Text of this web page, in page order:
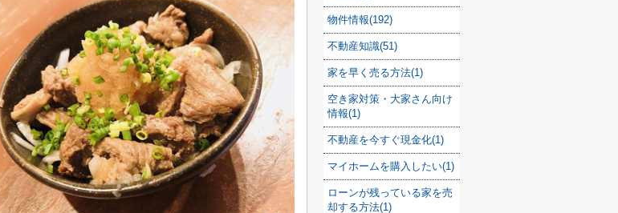
物件情報(192)
不動産知識(51)
家を早く売る方法(1)
空き家対策・大家さん向け
情報(1)
不動産を今すぐ現金化(1)
マイホームを購入したい(1)
ローンが残っている家を売
却する方法(1)